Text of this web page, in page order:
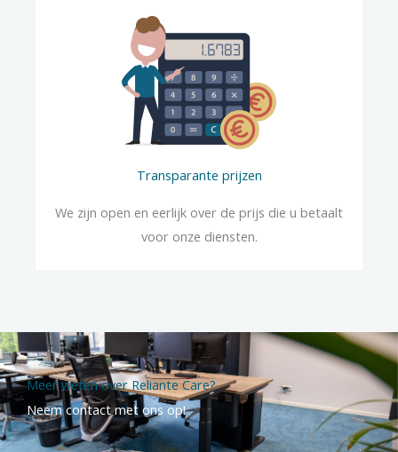
Transparante prijzen
We zijn open en eerlijk over de prijs die u betaalt
voor onze diensten.
Meer weten over Reliante Care?
Neem contact met ons op!